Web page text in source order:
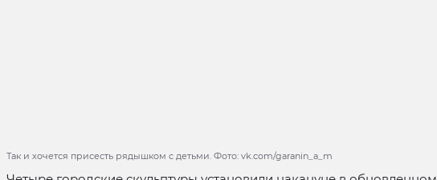
Так и хочется присесть рядышком с детьми. Фото: vk.com/garanin_a_m